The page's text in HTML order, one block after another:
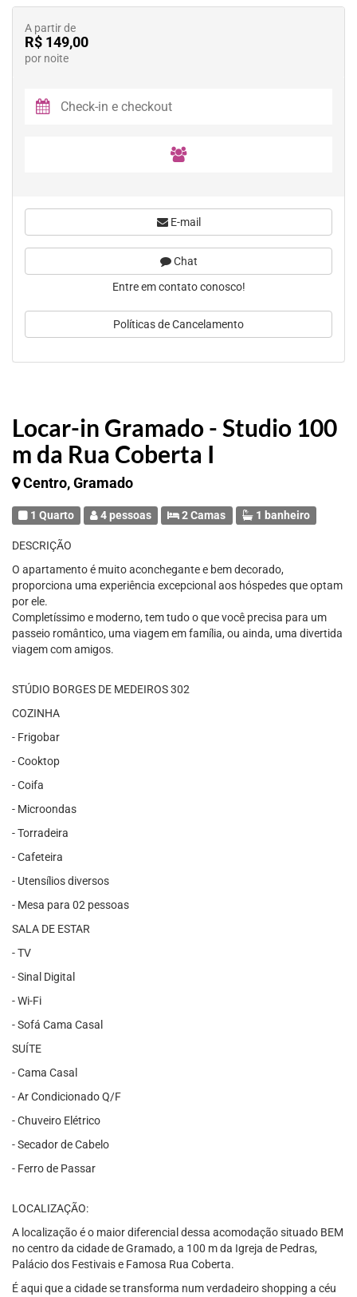
Locar-in Gramado - Studio 100
m da Rua Coberta I
Centro, Gramado
1 Quarto 4 pessoas 2 Camas 1 banheiro
DESCRIÇÃO
O apartamento é muito aconchegante e bem decorado,
proporciona uma experiência excepcional aos hóspedes que optam
por ele.
Completíssimo e moderno, tem tudo o que você precisa para um
passeio romântico, uma viagem em família, ou ainda, uma divertida
viagem com amigos.
STÚDIO BORGES DE MEDEIROS 302
COZINHA
- Frigobar
- Cooktop
- Coifa
- Microondas
- Torradeira
- Cafeteira
- Utensílios diversos
- Mesa para 02 pessoas
SALA DE ESTAR
- TV
- Sinal Digital
- Wi-Fi
- Sofá Cama Casal
SUÍTE
- Cama Casal
- Ar Condicionado Q/F
- Chuveiro Elétrico
- Secador de Cabelo
- Ferro de Passar
LOCALIZAÇÃO:
A localização é o maior diferencial dessa acomodação situado BEM
no centro da cidade de Gramado, a 100 m da Igreja de Pedras,
Palácio dos Festivais e Famosa Rua Coberta.
É aqui que a cidade se transforma num verdadeiro shopping a céu
A partir de
R$ 149,00
por noite
E-mail
Chat
Entre em contato conosco!
Políticas de Cancelamento